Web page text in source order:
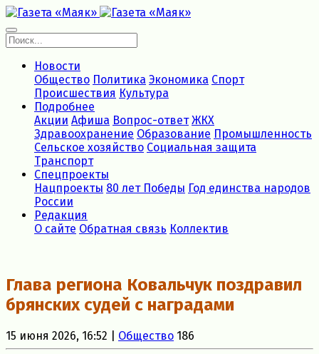
Новости
Общество Политика Экономика Спорт
Происшествия Культура
Подробнее
Акции Афиша Вопрос-ответ ЖКХ
Здравоохранение Образование Промышленность
Сельское хозяйство Социальная защита
Транспорт
Спецпроекты
Нацпроекты 80 лет Победы Год единства народов
России
Редакция
О сайте Обратная связь Коллектив
Глава региона Ковальчук поздравил
брянских судей с наградами
15 июня 2026, 16:52 | Общество 186